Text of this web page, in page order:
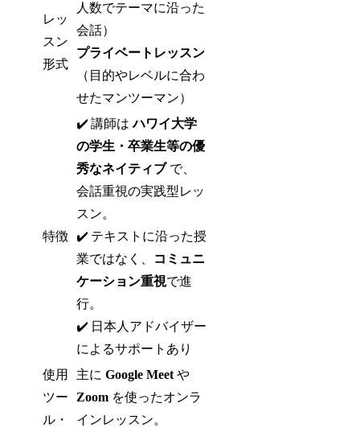
レッ
スン
形式
人数でテーマに沿った
会話）
プライベートレッスン
（目的やレベルに合わ
せたマンツーマン）
特徴
✔️ 講師はハワイ大学
の学生・卒業生等の優
秀なネイティブで、
会話重視の実践型レッ
スン。
✔️ テキストに沿った授
業ではなく、
コミュニ
ケーション重視で進
行。
✔️ 日本人アドバイザー
によるサポートあり
使用
ツー
ル・
主にGoogle Meet や
Zoom を使ったオンラ
インレッスン。